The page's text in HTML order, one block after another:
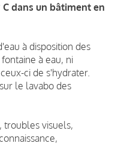
dans un bâtiment en
à disposition des
à eau, ni
ci de s'hydrater.
le lavabo des
troubles visuels,